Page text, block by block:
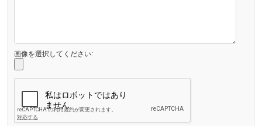
画像を選択してください: